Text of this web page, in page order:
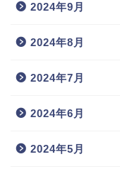
2024年9月
2024年8月
2024年7月
2024年6月
2024年5月